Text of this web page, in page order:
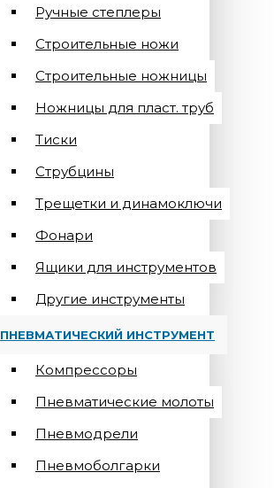
Ручные степлеры
Строительные ножи
Строительные ножницы
Ножницы для пласт. труб
Тиски
Струбцины
Трещетки и динамоключи
Фонари
Ящики для инструментов
Другие инструменты
ПНЕВМАТИЧЕСКИЙ ИНСТРУМЕНТ
Компрессоры
Пневматические молоты
Пневмодрели
Пневмоболгарки